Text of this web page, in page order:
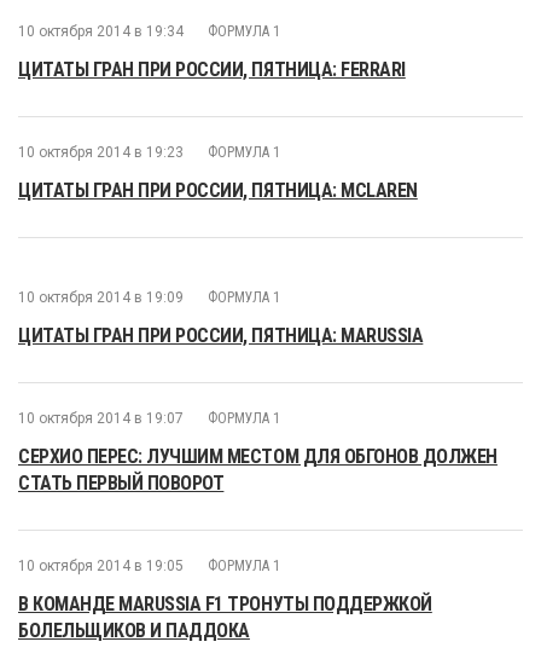
10 октября 2014 в 19:34 ФОРМУЛА 1
ЦИТАТЫ ГРАН ПРИ РОССИИ, ПЯТНИЦА: FERRARI
10 октября 2014 в 19:23 ФОРМУЛА 1
ЦИТАТЫ ГРАН ПРИ РОССИИ, ПЯТНИЦА: MCLAREN
10 октября 2014 в 19:09 ФОРМУЛА 1
ЦИТАТЫ ГРАН ПРИ РОССИИ, ПЯТНИЦА: MARUSSIA
10 октября 2014 в 19:07 ФОРМУЛА 1
СЕРХИО ПЕРЕС: ЛУЧШИМ МЕСТОМ ДЛЯ ОБГОНОВ ДОЛЖЕН
СТАТЬ ПЕРВЫЙ ПОВОРОТ
10 октября 2014 в 19:05 ФОРМУЛА 1
В КОМАНДЕ MARUSSIA F1 ТРОНУТЫ ПОДДЕРЖКОЙ
БОЛЕЛЬЩИКОВ И ПАДДОКА